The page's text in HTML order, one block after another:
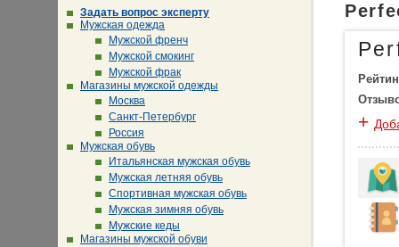
Задать вопрос эксперту
Мужская одежда
Мужской френч
Мужской смокинг
Мужской фрак
Магазины мужской одежды
Москва
Санкт-Петербург
Россия
Мужская обувь
Итальянская мужская обувь
Мужская летняя обувь
Спортивная мужская обувь
Мужская зимняя обувь
Мужские кеды
Магазины мужской обуви
+